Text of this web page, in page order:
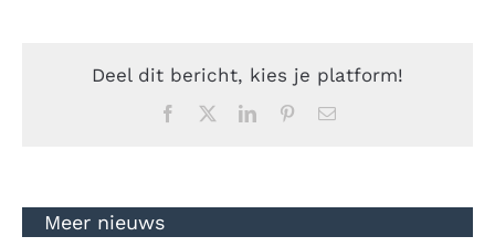
Deel dit bericht, kies je platform!
Facebook
TwitterLinkedInPinterest
E-
Meer nieuws